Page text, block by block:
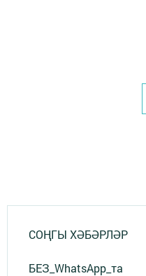
СОҢГЫ ХӘБӘРЛӘР
БЕЗ_WhatsApp_та